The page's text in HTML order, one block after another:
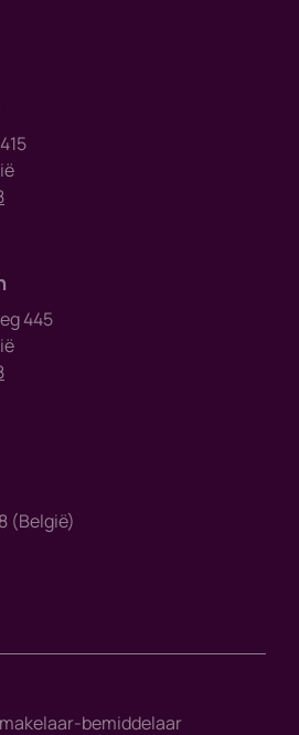
(België)
445
bemiddelaar